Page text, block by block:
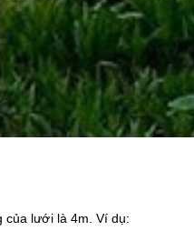
của lưới là 4m. Ví dụ: